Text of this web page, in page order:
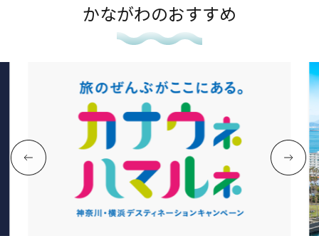
かながわのおすすめ